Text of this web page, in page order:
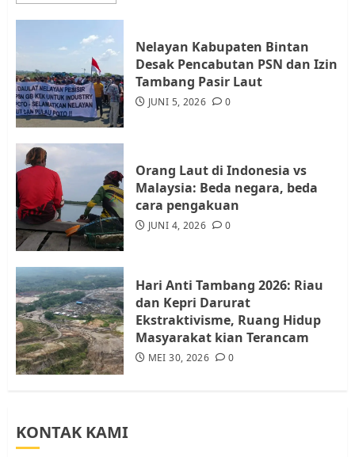
4
Warga Rempang Ajukan
Audiensi dengan Wali Kota
5
Tim Advokasi Desak BP Batam
Berhenti Merampas Tanah
Nelayan Kabupaten Bintan
Desak Pencabutan PSN dan Izin
Tambang Pasir Laut
JUNI 5, 2026 0
Orang Laut di Indonesia vs
Malaysia: Beda negara, beda
cara pengakuan
JUNI 4, 2026 0
Hari Anti Tambang 2026: Riau
dan Kepri Darurat
Ekstraktivisme, Ruang Hidup
Masyarakat kian Terancam
MEI 30, 2026 0
KONTAK KAMI